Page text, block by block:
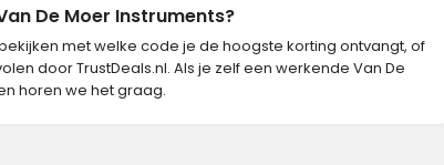
De Moer Instruments?
met welke code je de hoogste korting ontvangt, of
door TrustDeals.nl. Als je zelf een werkende Van De
horen we het graag.